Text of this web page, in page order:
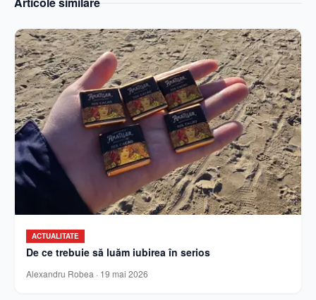
ACTUALITATE
De ce trebuie să luăm iubirea în serios
Alexandru Robea · 19 mai 2026